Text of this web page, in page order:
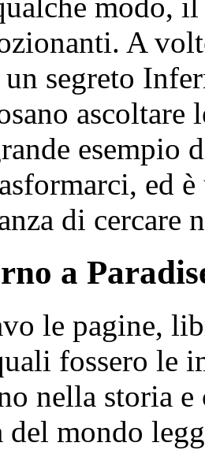
modo,
A
segreto
esempio
ed
di cercare
a
le pagine,
fossero le
nella storia
del mondo